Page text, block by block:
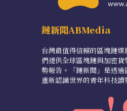
鏈新聞ABMedia
台灣最值得信賴的區塊鏈
們提供全球區塊鏈與加密
勢報告。「鏈新聞」是透
重新認識世界的青年科技讀